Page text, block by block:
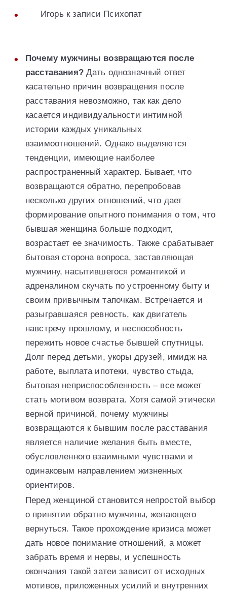
Игорь к записи Психопат
Почему мужчины возвращаются после
расставания?Дать однозначный ответ
касательно причин возвращения после
расставания невозможно, так как дело
касается индивидуальности интимной
истории каждых уникальных
взаимоотношений. Однако выделяются
тенденции, имеющие наиболее
распространенный характер. Бывает, что
возвращаются обратно, перепробовав
несколько других отношений, что дает
формирование опытного понимания о том, что
бывшая женщина больше подходит,
возрастает ее значимость. Также срабатывает
бытовая сторона вопроса, заставляющая
мужчину, насытившегося романтикой и
адреналином скучать по устроенному быту и
своим привычным тапочкам. Встречается и
разыгравшаяся ревность, как двигатель
навстречу прошлому, и неспособность
пережить новое счастье бывшей спутницы.
Долг перед детьми, укоры друзей, имидж на
работе, выплата ипотеки, чувство стыда,
бытовая неприспособленность – все может
стать мотивом возврата. Хотя самой этически
верной причиной, почему мужчины
возвращаются к бывшим после расставания
является наличие желания быть вместе,
обусловленного взаимными чувствами и
одинаковым направлением жизненных
ориентиров.
Перед женщиной становится непростой выбор
о принятии обратно мужчины, желающего
вернуться. Такое прохождение кризиса может
дать новое понимание отношений, а может
забрать время и нервы, и успешность
окончания такой затеи зависит от исходных
мотивов, приложенных усилий и внутренних